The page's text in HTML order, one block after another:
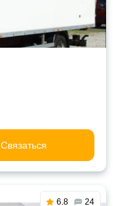
Связаться
6.8 24